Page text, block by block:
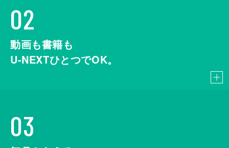
02
動画も書籍も
U-NEXTひとつでOK。
03